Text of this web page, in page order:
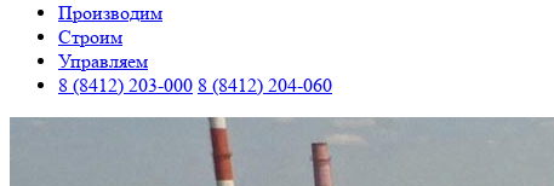
Производим
Строим
Управляем
8 (8412) 203-000 8 (8412) 204-060